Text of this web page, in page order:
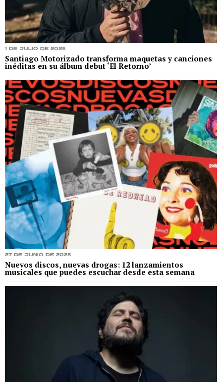
1 de julio de 2025
Santiago Motorizado transforma maquetas y canciones
inéditas en su álbum debut ‘El Retorno’
27 de junio de 2025
Nuevos discos, nuevas drogas: 12 lanzamientos
musicales que puedes escuchar desde esta semana